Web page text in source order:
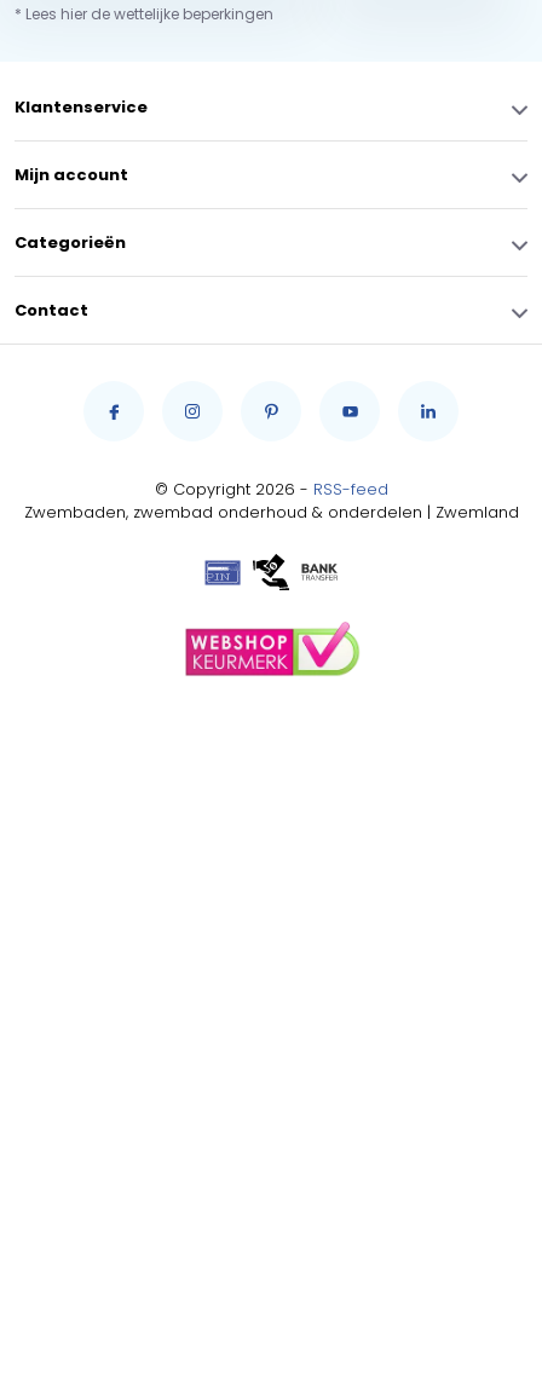
* Lees hier de wettelijke beperkingen
Klantenservice
Mijn account
Categorieën
Contact
© Copyright 2026 - RSS-feed
Zwembaden, zwembad onderhoud & onderdelen | Zwemland